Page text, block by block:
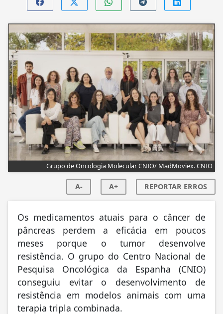
Grupo de Oncologia Molecular CNIO/ MadMoviex. CNIO
A- A+ REPORTAR ERROS
Os medicamentos atuais para o câncer de
pâncreas perdem a eficácia em poucos
meses porque o tumor desenvolve
resistência. O grupo do Centro Nacional de
Pesquisa Oncológica da Espanha (CNIO)
conseguiu evitar o desenvolvimento de
resistência em modelos animais com uma
terapia tripla combinada.